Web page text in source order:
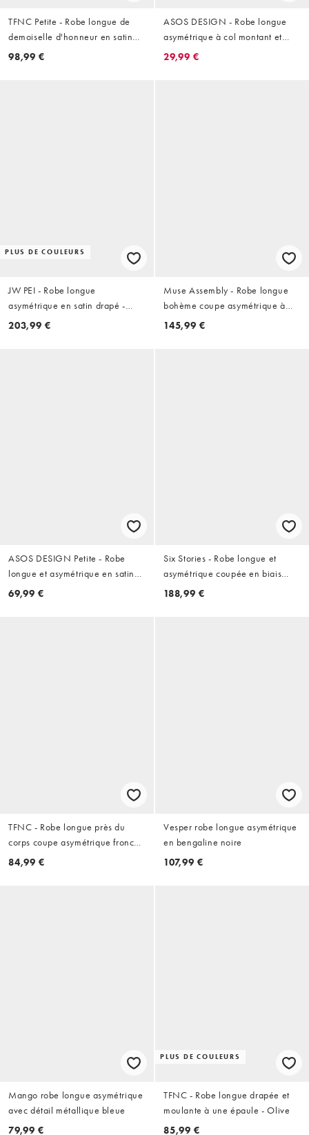
TFNC Petite - Robe longue de
demoiselle d'honneur en satin
avec dos drapé fendu et épaule
98,99 €
ASOS DESIGN - Robe longue
asymétrique à col montant et
imprimé fleurs
29,99 €
PLUS DE COULEURS
JW PEI - Robe longue
asymétrique en satin drapé -
Bordeaux
203,99 €
Muse Assembly - Robe longue
bohème coupe asymétrique à
volants étagés - Jaune beurre
145,99 €
ASOS DESIGN Petite - Robe
longue et asymétrique en satin
avec détail plissé - Bleu lavande
69,99 €
Six Stories - Robe longue et
asymétrique coupée en biais
pour demoiselle d'honneur en
188,99 €
TFNC - Robe longue près du
corps coupe asymétrique froncée
à dos ouvert - Orange
84,99 €
Vesper robe longue asymétrique
en bengaline noire
107,99 €
Mango robe longue asymétrique
avec détail métallique bleue
79,99 €
PLUS DE COULEURS
TFNC - Robe longue drapée et
moulante à une épaule - Olive
85,99 €